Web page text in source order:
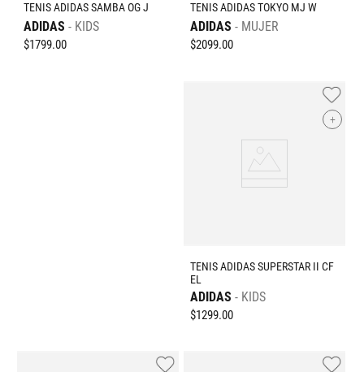
TENIS ADIDAS SAMBA OG J
ADIDAS KIDS
$1799.00
TENIS ADIDAS TOKYO MJ W
ADIDAS MUJER
$2099.00
+
TENIS ADIDAS SUPERSTAR II CF
EL
ADIDAS KIDS
$1299.00